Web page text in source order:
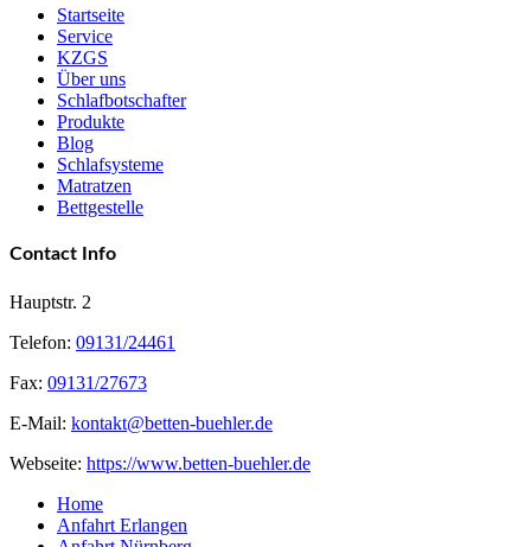
Startseite
Service
KZGS
Über uns
Schlafbotschafter
Produkte
Blog
Schlafsysteme
Matratzen
Bettgestelle
Contact Info
Hauptstr. 2
Telefon: 09131/24461
Fax: 09131/27673
E-Mail: kontakt@betten-buehler.de
Webseite: https://www.betten-buehler.de
Home
Anfahrt Erlangen